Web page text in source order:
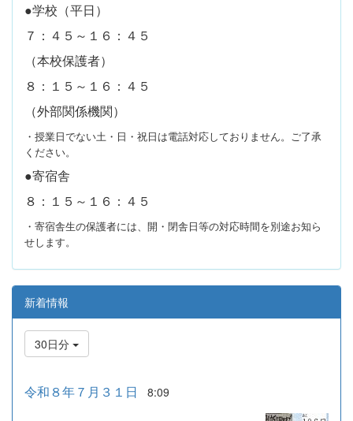
●学校（平日）
７：４５～１６：４５
（本校保護者）
８：１５～１６：４５
（外部関係機関）
・授業日でない土・日・祝日は電話対応しておりません。ご了承
ください。
●寄宿舎
８：１５～１６：４５
・寄宿舎生の保護者には、開・閉舎日等の対応時間を別途お知ら
せします。
新着情報
30日分
令和８年７月３１日 8:09